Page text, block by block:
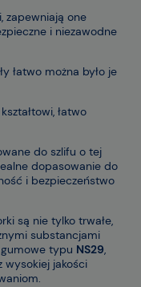
zapewniają one
i niezawodne
łatwo można było je
łatwo
do szlifu o tej
dopasowanie do
i bezpieczeństwo
są nie tylko trwałe,
substancjami
typu NS29,
wysokiej jakości